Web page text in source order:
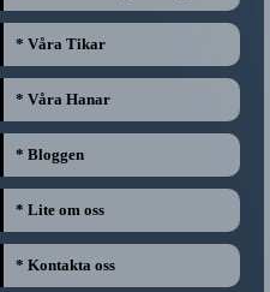
* Våra Tikar
* Våra Hanar
* Bloggen
* Lite om oss
* Kontakta oss